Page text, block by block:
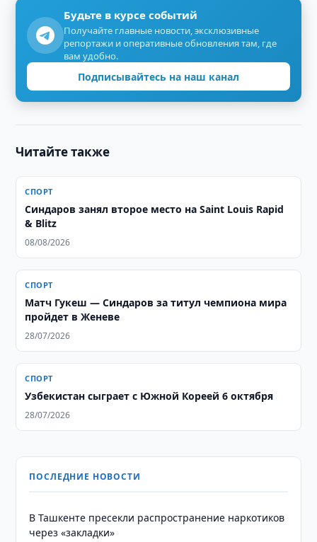
Будьте в курсе событий
Получайте главные новости, эксклюзивные
репортажи и оперативные обновления там, где
вам удобно.
Подписывайтесь на наш канал
Читайте также
СПОРТ
Синдаров занял второе место на Saint Louis Rapid
& Blitz
08/08/2026
СПОРТ
Матч Гукеш — Синдаров за титул чемпиона мира
пройдет в Женеве
28/07/2026
СПОРТ
Узбекистан сыграет с Южной Кореей 6 октября
28/07/2026
ПОСЛЕДНИЕ НОВОСТИ
В Ташкенте пресекли распространение наркотиков
через «закладки»